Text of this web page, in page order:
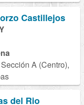
Castillejos
A (Centro),
del Rio